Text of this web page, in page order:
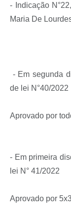
- Indicação
Maria De
- Em segunda
de lei N°40/2022
Aprovado por
- Em primeira
lei N° 41/2022
Aprovado por